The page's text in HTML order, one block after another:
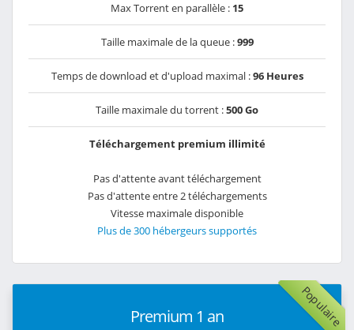
Max Torrent en parallèle : 15
Taille maximale de la queue :999
Temps de download et d'upload maximal :96 Heures
Taille maximale du torrent :500 Go
Téléchargement premium illimité
Pas d'attente avant téléchargement
Pas d'attente entre 2 téléchargements
Vitesse maximale disponible
Plus de 300 hébergeurs supportés
Populaire
Premium 1 an